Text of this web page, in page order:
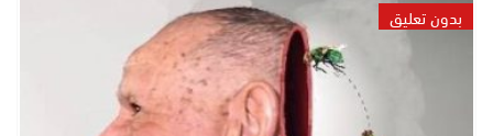
بدون تعليق